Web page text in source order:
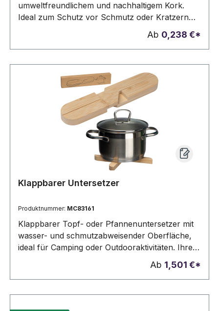
umweltfreundlichem und nachhaltigem Kork.
Ideal zum Schutz vor Schmutz oder Kratzern
auf den Möbeln. Die Werbung wird direkt auf
Ab 0,238 €*
Klappbarer Untersetzer
Produktnummer: MC83161
Klappbarer Topf- oder Pfannenuntersetzer mit
wasser- und schmutzabweisender Oberfläche,
ideal für Camping oder Outdooraktivitäten. Ihre
Werbung wird auf den Untersetzer graviert.
Ab 1,501 €*